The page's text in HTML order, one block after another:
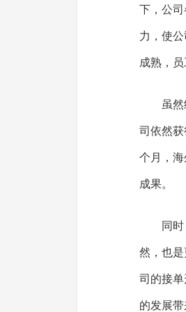
下，公
力，使
成熟，
虽
司依然
个月，
成果。
同
然，也
司的接
的发展